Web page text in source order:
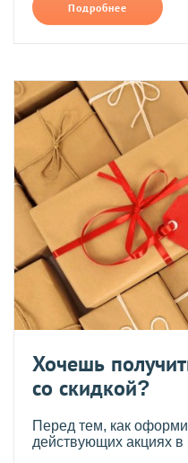
Подробнее
Хочешь
со скидкой?
Перед тем, как
действующих акциях